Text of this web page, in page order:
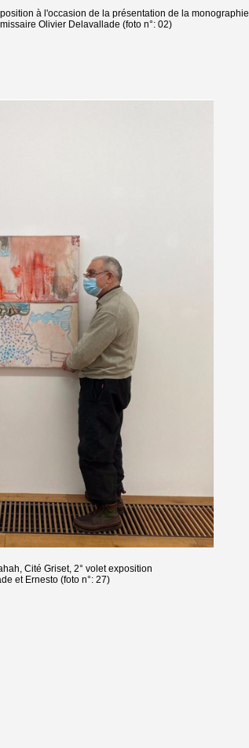
à l'occasion de la présentation de la monographie
Olivier Delavallade (foto n°: 02)
Cité Griset, 2° volet exposition
et Ernesto (foto n°: 27)